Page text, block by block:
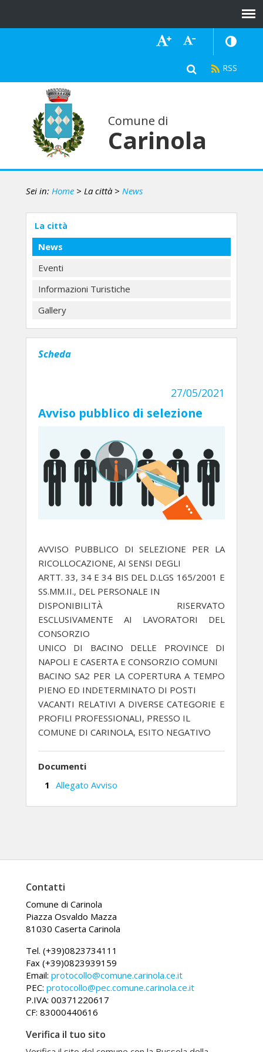
Comune di
Carinola
Sei in: Home > La città > News
La città
News
Eventi
Informazioni Turistiche
Gallery
Scheda
27/05/2021
Avviso pubblico di selezione
AVVISO PUBBLICO DI SELEZIONE PER LA
RICOLLOCAZIONE, AI SENSI DEGLI
ARTT. 33, 34 E 34 BIS DEL D.LGS 165/2001 E
SS.MM.II., DEL PERSONALE IN
DISPONIBILITÀ RISERVATO
ESCLUSIVAMENTE AI LAVORATORI DEL
CONSORZIO
UNICO DI BACINO DELLE PROVINCE DI
NAPOLI E CASERTA E CONSORZIO COMUNI
BACINO SA2 PER LA COPERTURA A TEMPO
PIENO ED INDETERMINATO DI POSTI
VACANTI RELATIVI A DIVERSE CATEGORIE E
PROFILI PROFESSIONALI, PRESSO IL
COMUNE DI CARINOLA, ESITO NEGATIVO
Documenti
Allegato Avviso
Contatti
Comune di Carinola
Piazza Osvaldo Mazza
81030 Caserta Carinola
Tel. (+39)0823734111
Fax (+39)0823939159
Email: protocollo@comune.carinola.ce.it
PEC: protocollo@pec.comune.carinola.ce.it
P.IVA: 00371220617
CF: 83000440616
Verifica il tuo sito